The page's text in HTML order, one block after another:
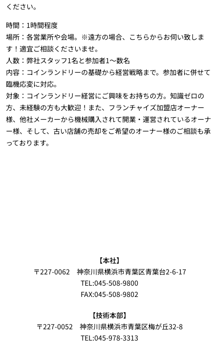
ください。
時間：1時間程度
場所：各営業所や会場。※遠方の場合、こちらからお伺い致しま
す！適宜ご相談くださいませ。
人数：弊社スタッフ1名と参加者1～数名
内容：コインランドリーの基礎から経営戦略まで。参加者に併せて
臨機応変に対応。
対象：コインランドリー経営にご興味をお持ちの方。知識ゼロの
方、未経験の方も大歓迎！また、フランチャイズ加盟店オーナー
様、他社メーカーから機械購入されて開業・運営されているオーナ
ー様、そして、古い店舗の売却をご希望のオーナー様のご相談も承
っております。
【本社】
〒227-0062 神奈川県横浜市青葉区青葉台2-6-17
TEL:045-508-9800
FAX:045-508-9802
【技術本部】
〒227-0052 神奈川県横浜市青葉区梅が丘32-8
TEL:045-978-3313